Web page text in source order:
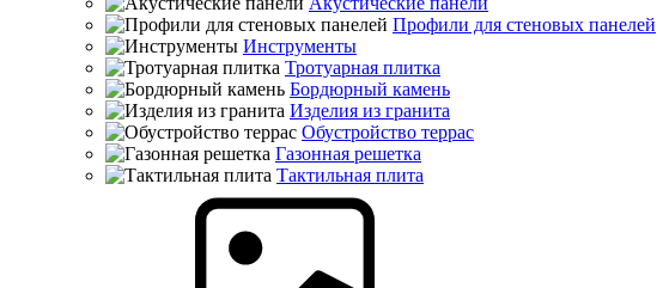
Профили для стеновых панелей
Инструменты
Тротуарная плитка
Бордюрный камень
Изделия из гранита
Обустройство террас
Газонная решетка
Тактильная плита